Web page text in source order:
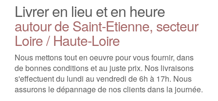
Livrer en lieu et en heure
autour de Saint-Etienne, secteur
Loire / Haute-Loire
Nous mettons tout en oeuvre pour vous fournir, dans
de bonnes conditions et au juste prix. Nos livraisons
s'effectuent du lundi au vendredi de 6h à 17h. Nous
assurons le dépannage de nos clients dans la journée.